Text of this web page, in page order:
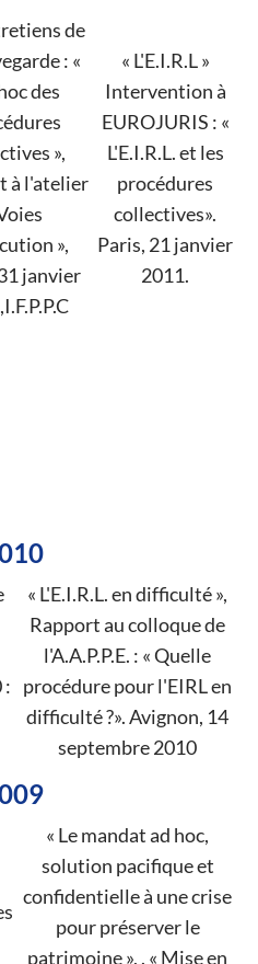
de
: «
des
»,
à l'atelier
»,
janvier
« L'E.I.R.L »
Intervention à
EUROJURIS : «
L'E.I.R.L. et les
procédures
collectives».
Paris, 21 janvier
2011.
:
« L'E.I.R.L. en difficulté »,
Rapport au colloque de
l'A.A.P.P.E. : « Quelle
procédure pour l'EIRL en
difficulté ?». Avignon, 14
septembre 2010
« Le mandat ad hoc,
solution pacifique et
confidentielle à une crise
pour préserver le
patrimoine », . « Mise en